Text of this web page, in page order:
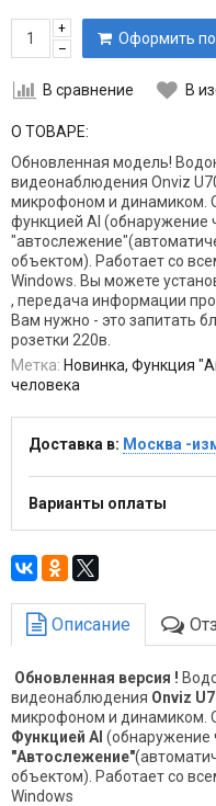
+
–
Оформить
В сравнение В
О ТОВАРЕ:
Обновленная модель!
видеонаблюдения Onviz
микрофоном и динамиком.
функцией AI (обнаружение
объектом). Работает со
Windows. Вы можете
, передача информации
Вам нужно - это запитать
розетки 220в.
Метка: Новинка, Функция
человека
Доставка в: Москва -
Варианты оплаты
Описание
Обновленная версия !
видеонаблюдения Onviz
микрофоном и динамиком.
Функцией AI (обнаружение
"Автослежение"
объектом). Работает со
Windows